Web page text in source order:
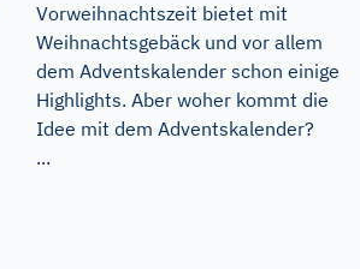
Vorweihnachtszeit bietet mit
Weihnachtsgebäck und vor allem
dem Adventskalender schon einige
Highlights. Aber woher kommt die
Idee mit dem Adventskalender?
...